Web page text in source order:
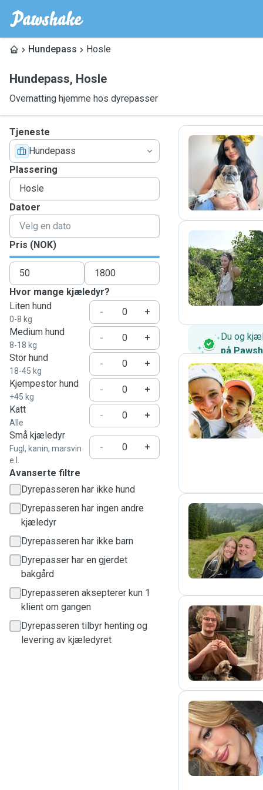
Hundepass Hosle
Hundepass, Hosle
Overnatting hjemme hos dyrepasser
Tjeneste
Hundepass
Plassering
Datoer
Pris (NOK)
Hvor mange kjæledyr?
Liten hund
0-8 kg
-
+
Medium hund
8-18 kg
-
+
Stor hund
18-45 kg
-
+
Kjempestor hund
+45 kg
-
+
Katt
Alle
-
+
Små kjæledyr
Fugl, kanin, marsvin
e.l.
- +
Avanserte filtre
Dyrepasseren har ikke hund
Dyrepasseren har ingen andre
kjæledyr
Dyrepasseren har ikke barn
Dyrepasser har en gjerdet
bakgård
Dyrepasseren aksepterer kun 1
klient om gangen
Dyrepasseren tilbyr henting og
levering av kjæledyret
A
M
Du og
på
M
T
S
A